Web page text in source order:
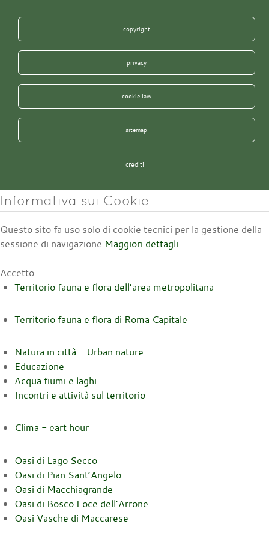
copyright
privacy
cookie law
sitemap
crediti
Informativa sui Cookie
Questo sito fa uso solo di cookie tecnici per la gestione della
sessione di navigazione Maggiori dettagli
Accetto
Territorio fauna e flora dell’area metropolitana
Territorio fauna e flora di Roma Capitale
Natura in città - Urban nature
Educazione
Acqua fiumi e laghi
Incontri e attività sul territorio
Clima - eart hour
Oasi di Lago Secco
Oasi di Pian Sant’Angelo
Oasi di Macchiagrande
Oasi di Bosco Foce dell’Arrone
Oasi Vasche di Maccarese